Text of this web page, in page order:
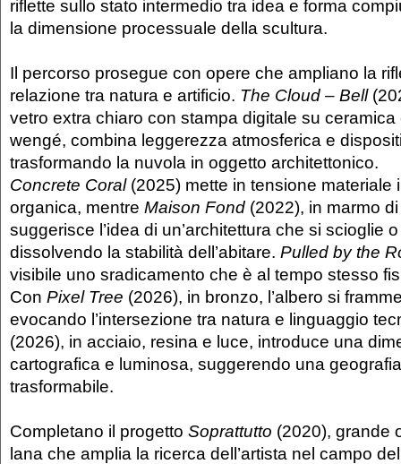
riflette sullo stato intermedio tra idea e forma
la dimensione processuale della scultura.
Il percorso prosegue con opere che ampliano la
relazione tra natura e artificio. The Cloud – Bell
vetro extra chiaro con stampa digitale su
wengé, combina leggerezza atmosferica e
trasformando la nuvola in oggetto architettonico.
Concrete Coral (2025) mette in tensione materiale
organica, mentre Maison Fond (2022), in marmo
suggerisce l’idea di un’architettura che si scioglie
dissolvendo la stabilità dell’abitare. Pulled by the
visibile uno sradicamento che è al tempo stesso
Con Pixel Tree (2026), in bronzo, l’albero si
evocando l’intersezione tra natura e linguaggio
(2026), in acciaio, resina e luce, introduce una
cartografica e luminosa, suggerendo una
trasformabile.
Completano il progetto Soprattutto (2020), grande
lana che amplia la ricerca dell’artista nel campo